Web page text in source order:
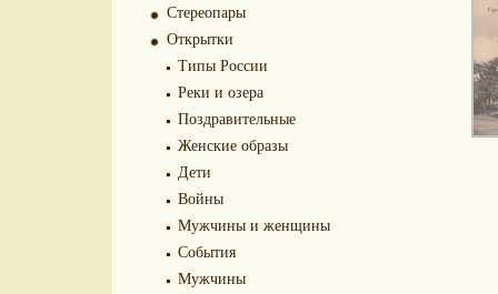
Стереопары
Открытки
Типы России
Реки и озера
Поздравительные
Женские образы
Дети
Войны
Мужчины и женщины
События
Мужчины